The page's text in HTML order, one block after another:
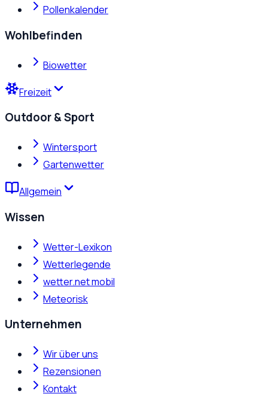
Pollenkalender
Wohlbefinden
Biowetter
Freizeit
Outdoor & Sport
Wintersport
Gartenwetter
Allgemein
Wissen
Wetter-Lexikon
Wetterlegende
wetter.net mobil
Meteorisk
Unternehmen
Wir über uns
Rezensionen
Kontakt